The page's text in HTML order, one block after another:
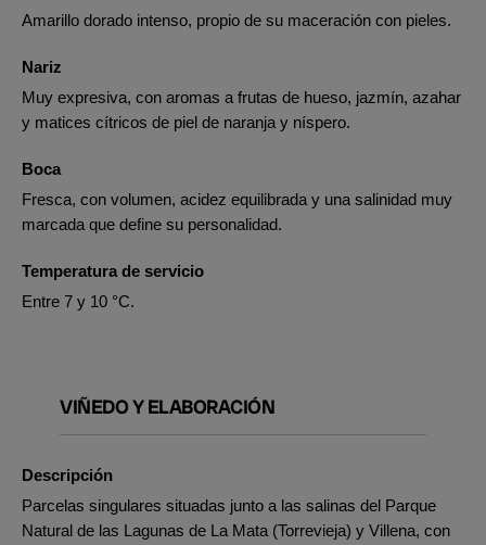
Amarillo dorado intenso, propio de su maceración con pieles.
Nariz
Muy expresiva, con aromas a frutas de hueso, jazmín, azahar
y matices cítricos de piel de naranja y níspero.
Boca
Fresca, con volumen, acidez equilibrada y una salinidad muy
marcada que define su personalidad.
Temperatura de servicio
Entre 7 y 10 °C.
VIÑEDO Y ELABORACIÓN
Descripción
Parcelas singulares situadas junto a las salinas del Parque
Natural de las Lagunas de La Mata (Torrevieja) y Villena, con